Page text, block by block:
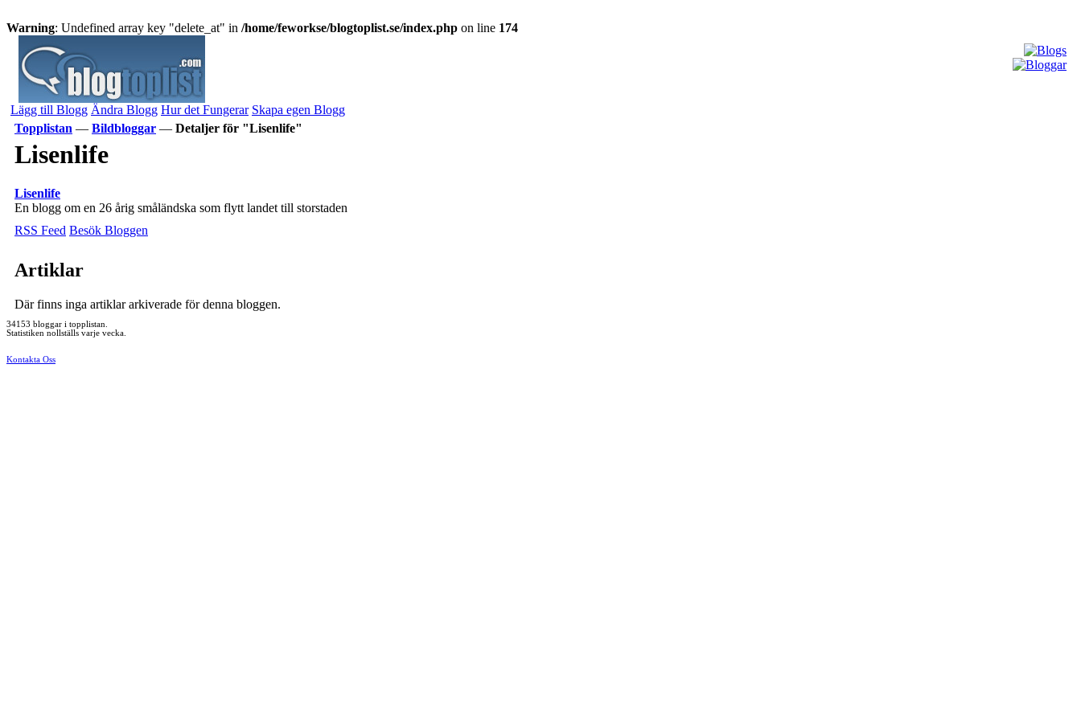
Warning: Undefined array key "delete_at" in /home/feworkse/blogtoplist.se/index.php on line 174
Lägg till Blogg Ändra Blogg Hur det Fungerar Skapa egen Blogg
Topplistan — Bildbloggar — Detaljer för "Lisenlife"
Lisenlife
Lisenlife
En blogg om en 26 årig småländska som flytt landet till storstaden
RSS Feed Besök Bloggen
Artiklar
Där finns inga artiklar arkiverade för denna bloggen.
34153 bloggar i topplistan.
Statistiken nollställs varje vecka.
Kontakta Oss